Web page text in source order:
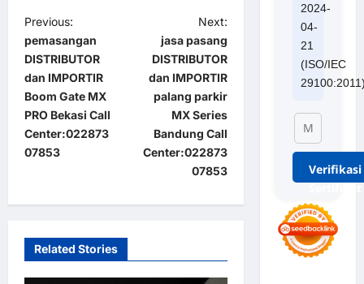
P
o
s
t
n
a
i
t
Previous:
pemasangan
DISTRIBUTOR
dan IMPORTIR
Boom Gate MX
PRO Bekasi Call
Center:022873
07853
Next:
jasa pasang
DISTRIBUTOR
dan IMPORTIR
palang parkir
MX Series
Bandung Call
Center:022873
07853
Related Stories
2024-
04-
21
(ISO/IEC
Verifikasi
Sertifikat